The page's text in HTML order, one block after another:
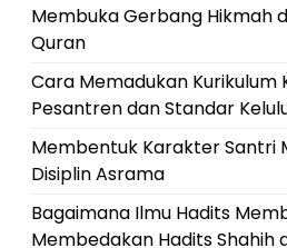
Membuka Gerbang Hikmah
Quran
Cara Memadukan Kurikulum
Pesantren dan Standar
Membentuk Karakter Santri
Disiplin Asrama
Bagaimana Ilmu Hadits
Membedakan Hadits Shahih